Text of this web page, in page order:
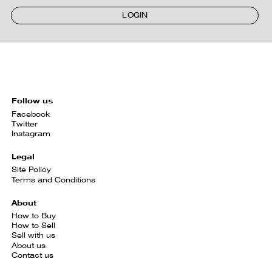
LOGIN
Follow us
Facebook
Twitter
Instagram
Legal
Site Policy
Terms and Conditions
About
How to Buy
How to Sell
Sell with us
About us
Contact us